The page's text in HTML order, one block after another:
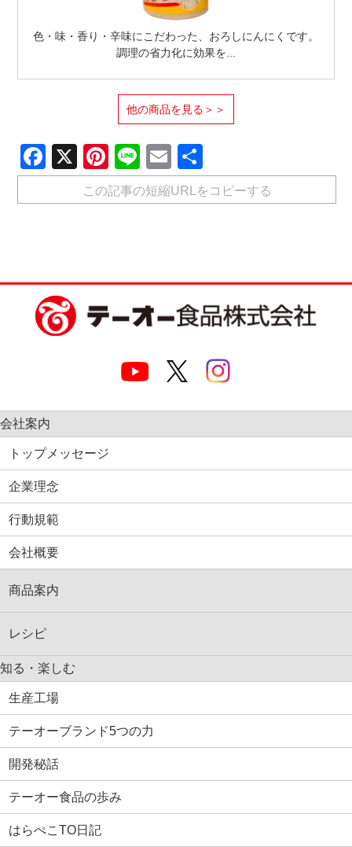
色・味・香り・辛味にこだわった、おろしにんにくです。
調理の省力化に効果を...
他の商品を見る＞＞
Facebook
X Pinterest
LineEmail
有
この記事の短縮URLをコピーする
会社案内
トップメッセージ
企業理念
行動規範
会社概要
商品案内
レシピ
知る・楽しむ
生産工場
テーオーブランド5つの力
開発秘話
テーオー食品の歩み
はらぺこTO日記